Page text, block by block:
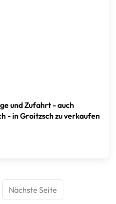
und Zufahrt - auch
- in Groitzsch zu verkaufen
Nächste Seite